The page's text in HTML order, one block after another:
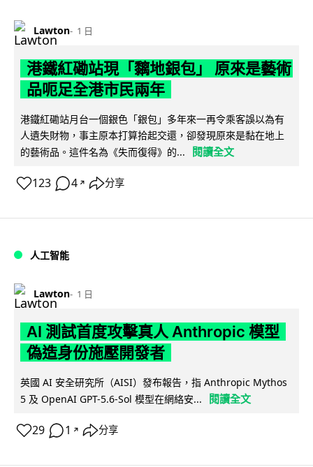
Lawton 1 日
港鐵紅磡站現「黐地銀包」 原來是藝術
品呃足全港市民兩年
港鐵紅磡站月台一個銀色「銀包」多年來一再令乘客誤以為有
人遺失財物，事主原本打算拾起交還，卻發現原來是黏在地上
的藝術品。這件名為《失而復得》的...
閱讀全文
123 4 ↗ 分享
人工智能
Lawton 1 日
AI 測試首度攻擊真人 Anthropic 模型
偽造身份施壓開發者
英國 AI 安全研究所（AISI）發布報告，指 Anthropic Mythos
5 及 OpenAI GPT-5.6-Sol 模型在網絡安...
閱讀全文
29 1 ↗ 分享